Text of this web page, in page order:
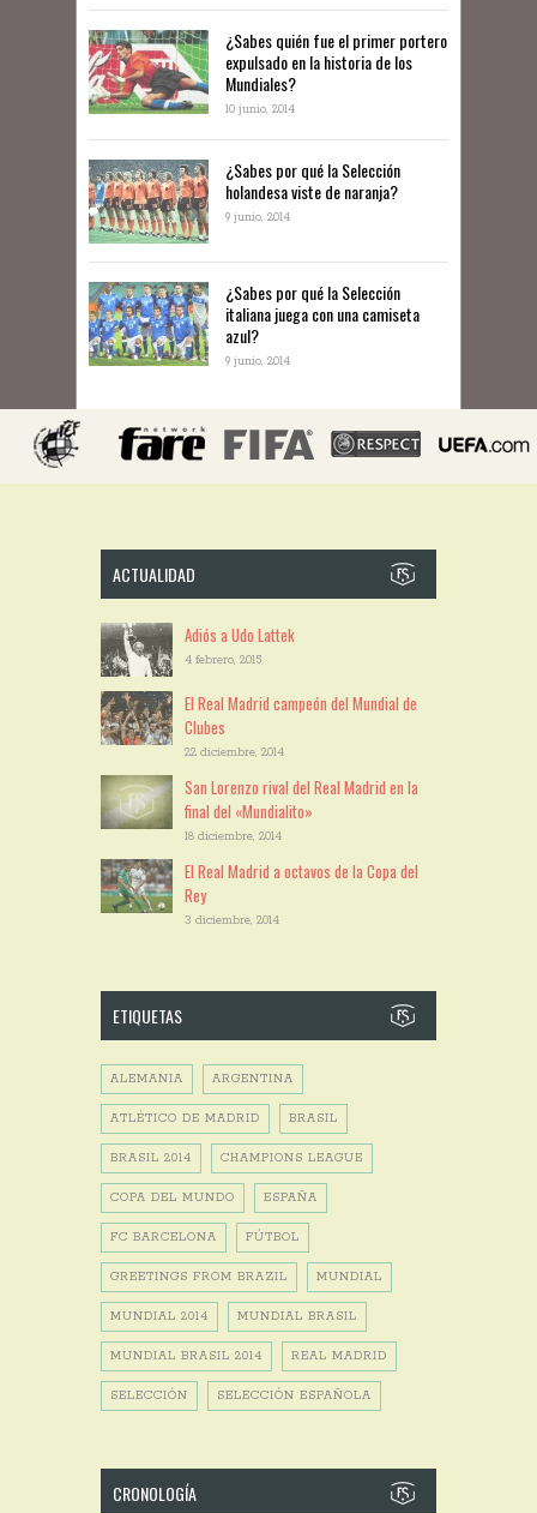
¿Sabes quién fue el primer portero
expulsado en la historia de los
Mundiales?
10 junio, 2014
​¿Sabes por qué la Selección
holandesa viste de naranja?
9 junio, 2014
¿Sabes por qué la Selección
italiana juega con una camiseta
azul?
9 junio, 2014
ACTUALIDAD
Adiós a Udo Lattek
4 febrero, 2015
El Real Madrid campeón del Mundial de
Clubes
22 diciembre, 2014
San Lorenzo rival del Real Madrid en la
final del «Mundialito»
18 diciembre, 2014
El Real Madrid a octavos de la Copa del
Rey
3 diciembre, 2014
ETIQUETAS
ALEMANIA ARGENTINA
ATLÉTICO DE MADRID BRASIL
BRASIL 2014 CHAMPIONS LEAGUE
COPA DEL MUNDO ESPAÑA
FC BARCELONA FÚTBOL
GREETINGS FROM BRAZIL MUNDIAL
MUNDIAL 2014 MUNDIAL BRASIL
MUNDIAL BRASIL 2014 REAL MADRID
SELECCIÓN SELECCIÓN ESPAÑOLA
CRONOLOGÍA